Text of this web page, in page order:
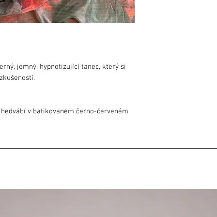
jemný, hypnotizující tanec, který si
v batikovaném černo-červeném